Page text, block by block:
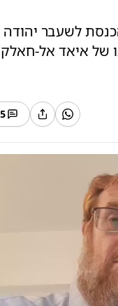
לשעבר יהודה
של איאד אל-חאלק
5